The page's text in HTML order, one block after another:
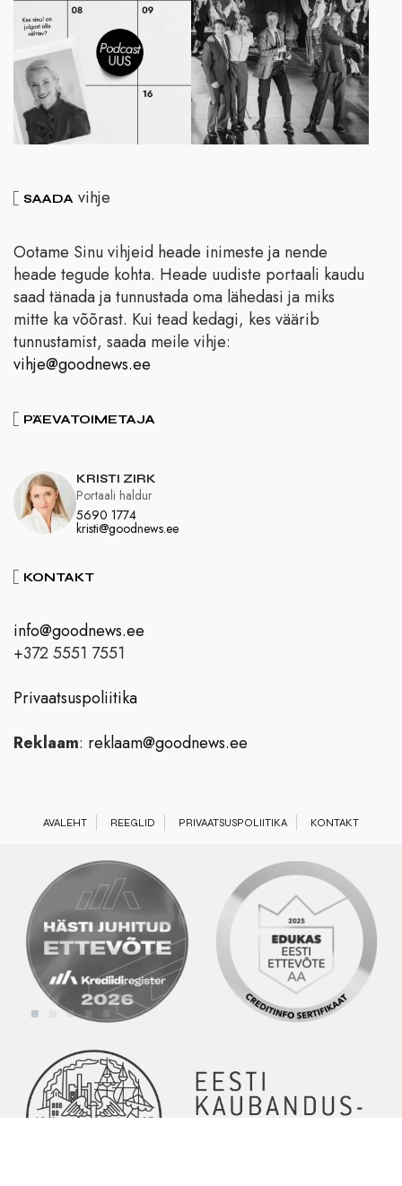
SAADA vihje
Ootame Sinu vihjeid heade inimeste ja nende
heade tegude kohta. Heade uudiste portaali kaudu
saad tänada ja tunnustada oma lähedasi ja miks
mitte ka võõrast. Kui tead kedagi, kes väärib
tunnustamist, saada meile vihje:
vihje@goodnews.ee
PÄEVATOIMETAJA
KRISTI ZIRK
5690 1774
kristi@goodnews.ee
Portaali haldur
KONTAKT
info@goodnews.ee
+372 5551 7551
Privaatsuspoliitika
Reklaam: reklaam@goodnews.ee
AVALEHT REEGLID PRIVAATSUSPOLIITIKA KONTAKT